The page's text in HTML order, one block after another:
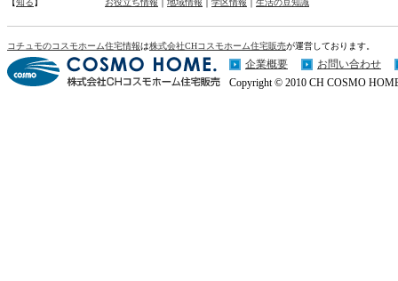
【知る 】 お役立ち情報 地域情報 学区情報 生活の豆知識
コチュモのコスモホーム住宅情報は株式会社CHコスモホーム住宅販売が運営しております。
企業概要
お問い合わせ
Copyright © 2010 CH COSMO